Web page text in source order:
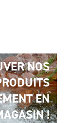
NOS
EN
!